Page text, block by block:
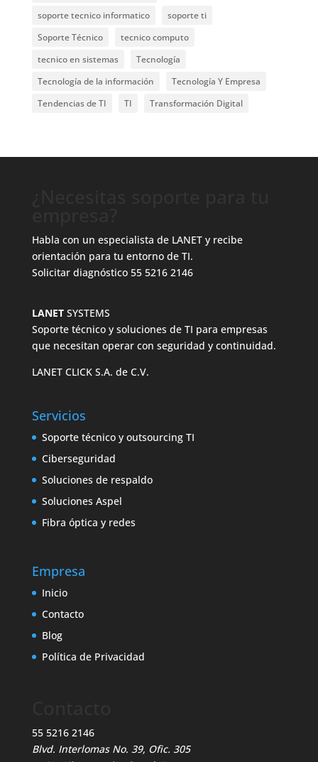
soporte tecnico informatico
soporte ti
Soporte Técnico
tecnico computo
tecnico en sistemas
Tecnología
Tecnología de la información
Tecnología Y Empresa
Tendencias de TI
TI Transformación Digital
Habla con un especialista de LANET y recibe
orientación para tu entorno de TI.
Solicitar diagnóstico 55 5216 2146
LANET SYSTEMS
Soporte técnico y soluciones de TI para empresas
que necesitan operar con seguridad y continuidad.
LANET CLICK S.A. de C.V.
Servicios
Soporte técnico y outsourcing TI
Ciberseguridad
Soluciones de respaldo
Soluciones Aspel
Fibra óptica y redes
Empresa
Inicio
Contacto
Blog
Política de Privacidad
55 5216 2146
Blvd. Interlomas No. 39, Ofic. 305